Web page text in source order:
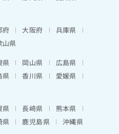
府 大阪府
兵庫県
山県
県 岡山県
広島県
県 香川県
愛媛県
県 長崎県
熊本県
県 鹿児島県 沖縄県